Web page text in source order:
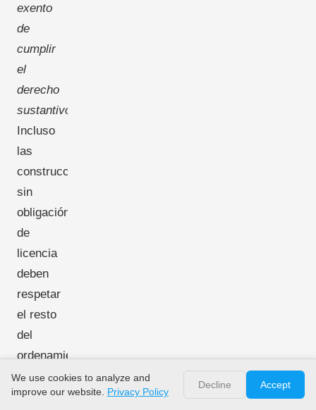
exento
de
cumplir
el
derecho
sustantivo
Incluso
las
construcciones
sin
obligación
de
licencia
deben
respetar
el resto
del
ordenamiento
de
planificación
We use cookies to analyze and
improve our website. Privacy Policy
Decline Accept